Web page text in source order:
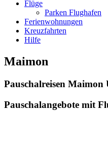
Flüge
Parken Flughafen
Ferienwohnungen
Kreuzfahrten
Hilfe
Maimon
Pauschalreisen
Pauschalangebote mit